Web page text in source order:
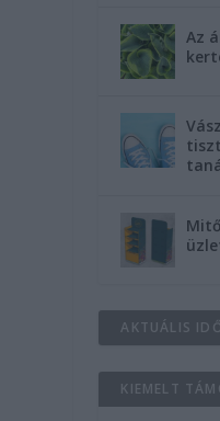
Az
AKTUÁLIS
KIEMELT